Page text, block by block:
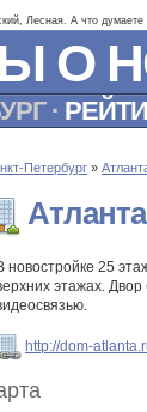
Лесная. А что
О
·
Петербург »
Атланта
новостройке 25
этажах.
http://dom-